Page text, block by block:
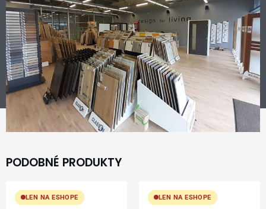
PODOBNÉ PRODUKTY
LEN NA ESHOPE LEN NA ESHOPE